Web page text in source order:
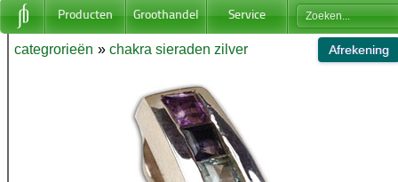
Producten Groothandel Service
categrorieën » chakra sieraden zilver